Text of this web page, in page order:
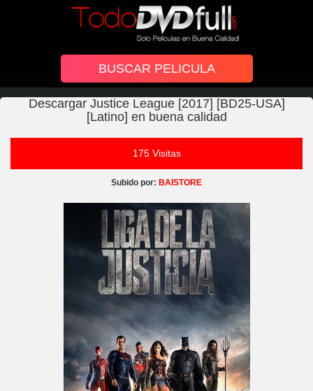
Descargar Justice League [2017] [BD25-USA]
[Latino] en buena calidad
175 Visitas
Subido por: BAISTORE